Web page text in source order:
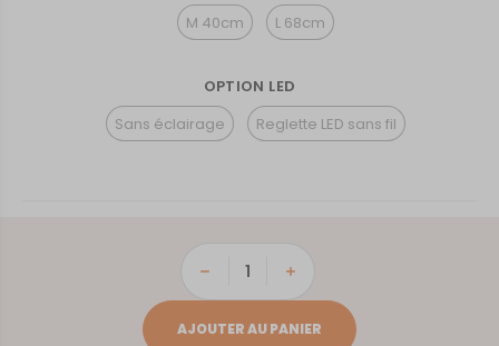
M 40cm
L 68cm
OPTION LED
Sans éclairage
Reglette LED sans fil
quantité
Rome
AJOUTER AU PANIER